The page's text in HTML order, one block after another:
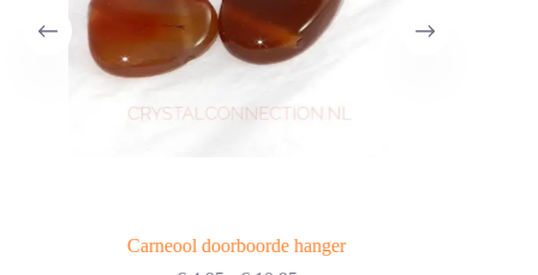
Carneool doorboorde hanger